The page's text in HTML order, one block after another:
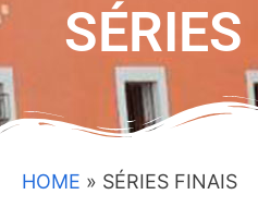
HOME » SÉRIES FINAIS